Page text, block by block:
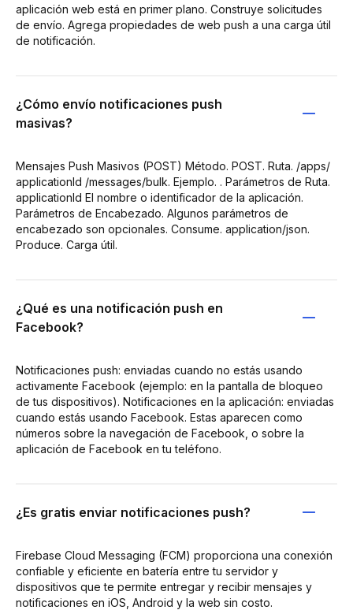
aplicación web está en primer plano. Construye solicitudes
de envío. Agrega propiedades de web push a una carga útil
de notificación.
¿Cómo envío notificaciones push
masivas?
Mensajes Push Masivos (POST) Método. POST. Ruta. /apps/
applicationId /messages/bulk. Ejemplo. . Parámetros de Ruta.
applicationId El nombre o identificador de la aplicación.
Parámetros de Encabezado. Algunos parámetros de
encabezado son opcionales. Consume. application/json.
Produce. Carga útil.
¿Qué es una notificación push en
Facebook?
Notificaciones push: enviadas cuando no estás usando
activamente Facebook (ejemplo: en la pantalla de bloqueo
de tus dispositivos). Notificaciones en la aplicación: enviadas
cuando estás usando Facebook. Estas aparecen como
números sobre la navegación de Facebook, o sobre la
aplicación de Facebook en tu teléfono.
¿Es gratis enviar notificaciones push?
Firebase Cloud Messaging (FCM) proporciona una conexión
confiable y eficiente en batería entre tu servidor y
dispositivos que te permite entregar y recibir mensajes y
notificaciones en iOS, Android y la web sin costo.